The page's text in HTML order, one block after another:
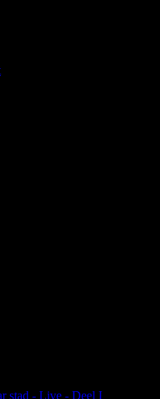
stad - Live - Deel I